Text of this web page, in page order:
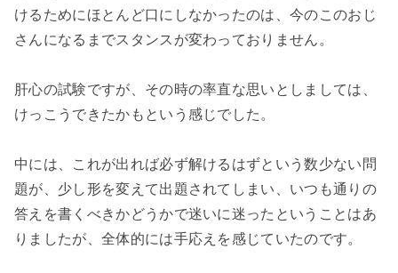
けるためにほとんど口にしなかったのは、今のこのおじ
さんになるまでスタンスが変わっておりません。
肝心の試験ですが、その時の率直な思いとしましては、
けっこうできたかもという感じでした。
中には、これが出れば必ず解けるはずという数少ない問
題が、少し形を変えて出題されてしまい、いつも通りの
答えを書くべきかどうかで迷いに迷ったということはあ
りましたが、全体的には手応えを感じていたのです。